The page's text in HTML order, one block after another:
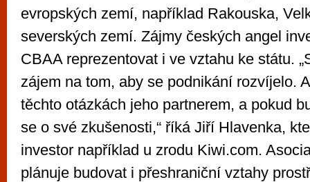
evropských zemí, například Rakouska,
severských zemí. Zájmy českých angel
CBAA reprezentovat i ve vztahu ke státu.
zájem na tom, aby se podnikání rozvíjelo.
těchto otázkách jeho partnerem, a pokud
se o své zkušenosti,“ říká Jiří Hlavenka,
investor například u zrodu Kiwi.com.
plánuje budovat i přeshraniční vztahy